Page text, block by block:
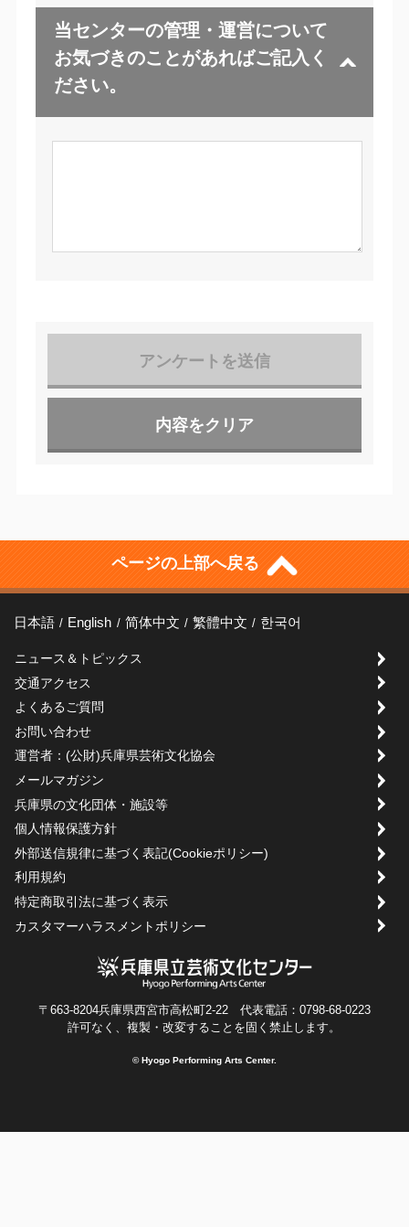
当センターの管理・運営について
お気づきのことがあればご記入く
ださい。
ページの上部へ戻る
日本語 English 简体中文 繁體中文 한국어
ニュース＆トピックス
交通アクセス
よくあるご質問
お問い合わせ
運営者：(公財)兵庫県芸術文化協会
メールマガジン
兵庫県の文化団体・施設等
個人情報保護方針
外部送信規律に基づく表記(Cookieポリシー)
利用規約
特定商取引法に基づく表示
カスタマーハラスメントポリシー
〒663-8204兵庫県西宮市高松町2-22 代表電話：0798-68-0223
許可なく、複製・改変することを固く禁止します。
© Hyogo Performing Arts Center.